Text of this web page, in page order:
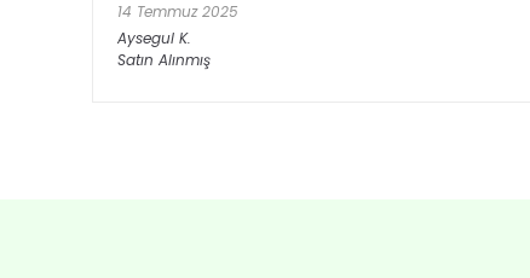
14 Temmuz 2025
Aysegul K.
Satın Alınmış